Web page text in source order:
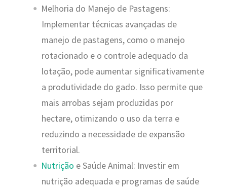
Melhoria do Manejo de Pastagens:
Implementar técnicas avançadas de
manejo de pastagens, como o manejo
rotacionado e o controle adequado da
lotação, pode aumentar significativamente
a produtividade do gado. Isso permite que
mais arrobas sejam produzidas por
hectare, otimizando o uso da terra e
reduzindo a necessidade de expansão
territorial.
Nutrição e Saúde Animal: Investir em
nutrição adequada e programas de saúde